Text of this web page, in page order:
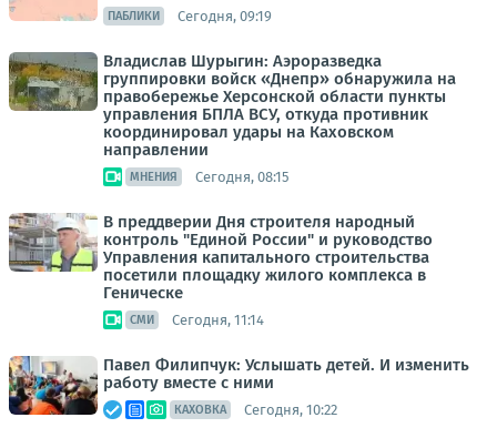
ПАБЛИКИ Сегодня, 09:19
Владислав Шурыгин: Аэроразведка
группировки войск «Днепр» обнаружила на
правобережье Херсонской области пункты
управления БПЛА ВСУ, откуда противник
координировал удары на Каховском
направлении
МНЕНИЯ Сегодня, 08:15
В преддверии Дня строителя народный
контроль "Единой России" и руководство
Управления капитального строительства
посетили площадку жилого комплекса в
Геническе
СМИ Сегодня, 11:14
Павел Филипчук: Услышать детей. И изменить
работу вместе с ними
КАХОВКА Сегодня, 10:22